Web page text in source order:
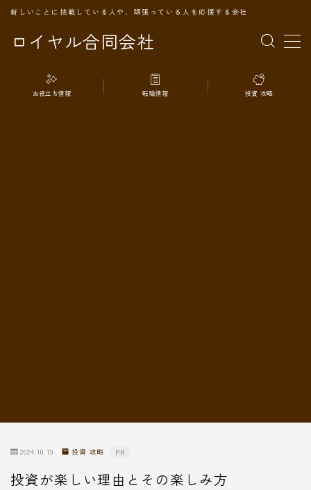
ロイヤル合同会社
新しいことに挑戦している人や、頑張っている人を応援する会社
MENU
TOPページ
お役立ち情報 転職情報 投資 攻略
2024.10.19 投資 攻略 PR
投資が楽しい理由とその楽しみ方